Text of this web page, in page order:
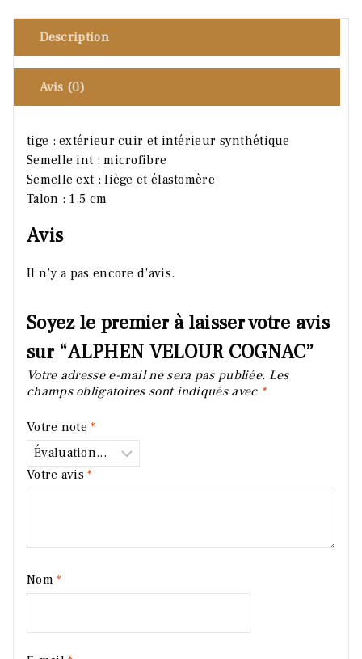
Description
Avis (0)
tige : extérieur cuir et intérieur synthétique
Semelle int : microfibre
Semelle ext : liège et élastomère
Talon : 1.5 cm
Avis
Il n’y a pas encore d’avis.
Soyez le premier à laisser votre avis
sur “ALPHEN VELOUR COGNAC”
Votre adresse e-mail ne sera pas publiée. Les
champs obligatoires sont indiqués avec *
Votre note*
Votre avis*
Nom*